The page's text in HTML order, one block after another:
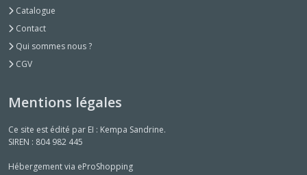
Catalogue
Contact
Qui sommes nous ?
CGV
Mentions légales
Ce site est édité par EI : Kempa Sandrine.
SIREN : 804 982 445
Hébergement via eProShopping